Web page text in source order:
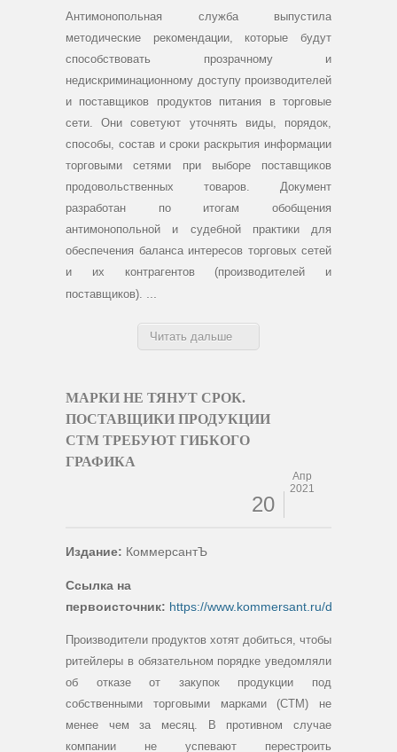
Антимонопольная служба выпустила
методические рекомендации, которые будут
способствовать прозрачному и
недискриминационному доступу производителей
и поставщиков продуктов питания в торговые
сети. Они советуют уточнять виды, порядок,
способы, состав и сроки раскрытия информации
торговыми сетями при выборе поставщиков
продовольственных товаров. Документ
разработан по итогам обобщения
антимонопольной и судебной практики для
обеспечения баланса интересов торговых сетей
и их контрагентов (производителей и
поставщиков).
Читать дальше
МАРКИ НЕ ТЯНУТ СРОК.
ПОСТАВЩИКИ ПРОДУКЦИИ
СТМ ТРЕБУЮТ ГИБКОГО
ГРАФИКА
20
Апр
2021
Издание: КоммерсантЪ
Ссылка на
первоисточник: https://www.kommersant.ru/doc/
Производители продуктов хотят добиться, чтобы
ритейлеры в обязательном порядке уведомляли
об отказе от закупок продукции под
собственными торговыми марками (СТМ) не
менее чем за месяц. В противном случае
компании не успевают перестроить